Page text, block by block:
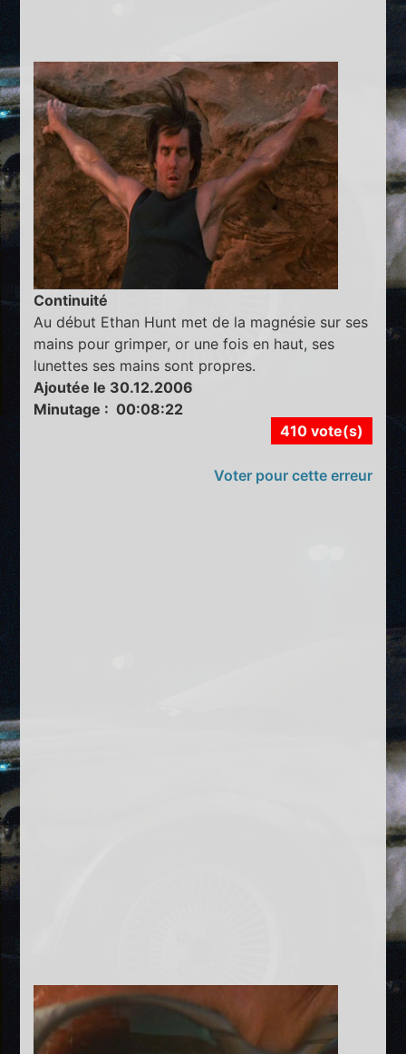
Continuité
Au début Ethan Hunt met de la magnésie sur ses
mains pour grimper, or une fois en haut, ses
lunettes ses mains sont propres.
Ajoutée le 30.12.2006
Minutage : 00:08:22
410 vote(s)
Voter pour cette erreur